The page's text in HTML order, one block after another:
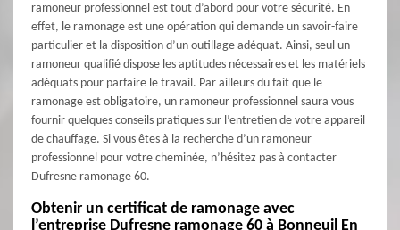
ramoneur professionnel est tout d’abord pour votre sécurité. En
effet, le ramonage est une opération qui demande un savoir-faire
particulier et la disposition d’un outillage adéquat. Ainsi, seul un
ramoneur qualifié dispose les aptitudes nécessaires et les matériels
adéquats pour parfaire le travail. Par ailleurs du fait que le
ramonage est obligatoire, un ramoneur professionnel saura vous
fournir quelques conseils pratiques sur l’entretien de votre appareil
de chauffage. Si vous êtes à la recherche d’un ramoneur
professionnel pour votre cheminée, n’hésitez pas à contacter
Dufresne ramonage 60.
Obtenir un certificat de ramonage avec
l’entreprise Dufresne ramonage 60 à Bonneuil En